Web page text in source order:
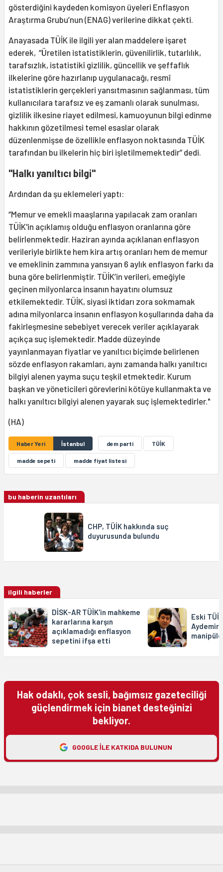
gösterdiğini kaydeden komisyon üyeleri Enflasyon
Araştırma Grubu’nun (ENAG) verilerine dikkat çekti.
Anayasada TÜİK ile ilgili yer alan maddelere işaret
ederek, “Üretilen istatistiklerin, güvenilirlik, tutarlılık,
tarafsızlık, istatistikî gizlilik, güncellik ve şeffaflık
ilkelerine göre hazırlanıp uygulanacağı, resmî
istatistiklerin gerçekleri yansıtmasının sağlanması, tüm
kullanıcılara tarafsız ve eş zamanlı olarak sunulması,
gizlilik ilkesine riayet edilmesi, kamuoyunun bilgi edinme
hakkının gözetilmesi temel esaslar olarak
düzenlenmişse de özellikle enflasyon noktasında TÜİK
tarafından bu ilkelerin hiç biri işletilmemektedir” dedi.
"Halkı yanıltıcı bilgi"
Ardından da şu eklemeleri yaptı:
“Memur ve emekli maaşlarına yapılacak zam oranları
TÜİK'in açıklamış olduğu enflasyon oranlarına göre
belirlenmektedir. Haziran ayında açıklanan enflasyon
verileriyle birlikte hem kira artış oranları hem de memur
ve emeklinin zammına yansıyan 6 aylık enflasyon farkı da
buna göre belirlenmiştir. TÜİK’in verileri, emeğiyle
geçinen milyonlarca insanın hayatını olumsuz
etkilemektedir. TÜİK, siyasi iktidarı zora sokmamak
adına milyonlarca insanın enflasyon koşullarında daha da
fakirleşmesine sebebiyet verecek veriler açıklayarak
açıkça suç işlemektedir. Madde düzeyinde
yayınlanmayan fiyatlar ve yanıltıcı biçimde belirlenen
sözde enflasyon rakamları, aynı zamanda halkı yanıltıcı
bilgiyi alenen yayma suçu teşkil etmektedir. Kurum
başkan ve yöneticileri görevlerini kötüye kullanmakta ve
halkı yanıltıcı bilgiyi alenen yayarak suç işlemektedirler."
(HA)
Haber Yeri İstanbul dem parti TÜİK
madde sepeti madde fiyat listesi
bu haberin uzantıları
CHP, TÜİK hakkında suç
duyurusunda bulundu
ilgili haberler
DİSK-AR TÜİK'in mahkeme
kararlarına karşın
açıklamadığı enflasyon
sepetini ifşa etti
Eski
Aydemir:
Hak odaklı, çok sesli, bağımsız gazeteciliği
güçlendirmek için bianet desteğinizi
bekliyor.
GOOGLE ILE KATKIDA BULUNUN